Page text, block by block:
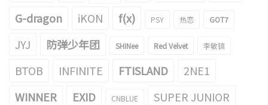
G-dragon iKON f(x) PSY 热恋 GOT7
JYJ 防弹少年团 SHINee Red Velvet 李敏镐
BTOB INFINITE FTISLAND
2NE1
WINNER
EXID CNBLUE SUPER JUNIOR